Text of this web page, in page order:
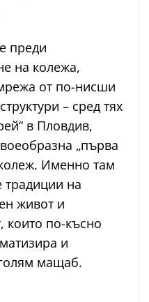
преди
на колежа,
от по-нисши
– сред тях
в Пловдив,
„първа
Именно там
традиции на
живот и
които по-късно
и
мащаб.